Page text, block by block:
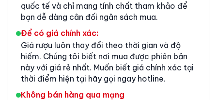
quốc tế và chỉ mang tính chất tham khảo để
bạn dễ dàng cân đối ngân sách mua.
Để có giá chính xác:
Giá rượu luôn thay đổi theo thời gian và độ
hiếm. Chúng tôi biết nơi mua được phiên bản
này với giá rẻ nhất. Muốn biết giá chính xác tại
thời điểm hiện tại hãy gọi ngay hotline.
Không bán hàng qua mạng